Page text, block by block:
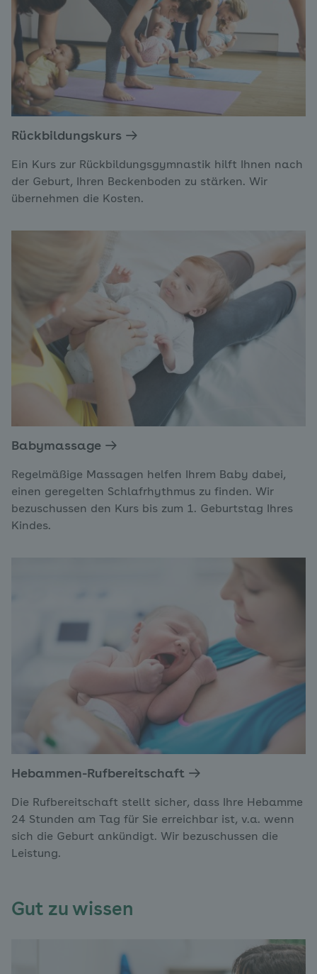
Rückbildungskurs
Ein Kurs zur Rückbildungsgymnastik hilft Ihnen nach
der Geburt, Ihren Beckenboden zu stärken. Wir
übernehmen die Kosten.
Babymassage
Regelmäßige Massagen helfen Ihrem Baby dabei,
einen geregelten Schlafrhythmus zu finden. Wir
bezuschussen den Kurs bis zum 1. Geburtstag Ihres
Kindes.
Hebammen-Rufbereitschaft
Die Rufbereitschaft stellt sicher, dass Ihre Hebamme
24 Stunden am Tag für Sie erreichbar ist, v.a. wenn
sich die Geburt ankündigt. Wir bezuschussen die
Leistung.
Gut zu wissen